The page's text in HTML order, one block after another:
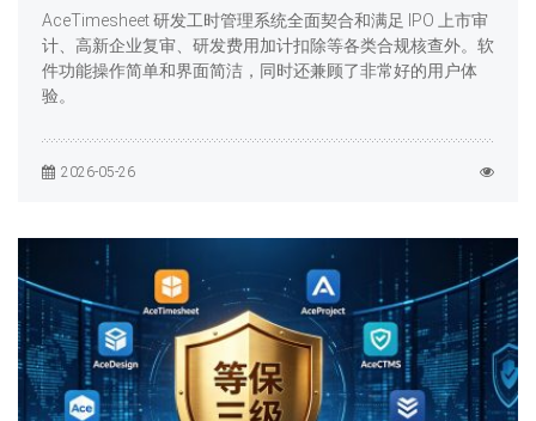
AceTimesheet 研发工时管理系统全面契合和满足 IPO 上市审
计、高新企业复审、研发费用加计扣除等各类合规核查外。软
件功能操作简单和界面简洁，同时还兼顾了非常好的用户体
验。
2026-05-26